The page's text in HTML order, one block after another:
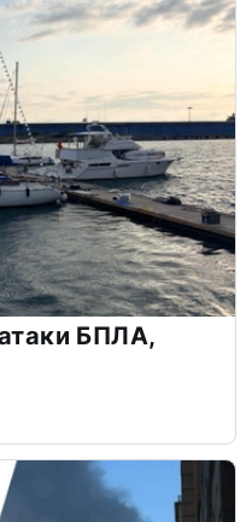
БПЛА,